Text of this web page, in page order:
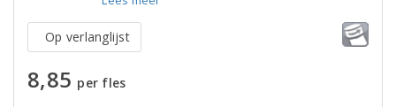
Op verlanglijst
8,85 per fles